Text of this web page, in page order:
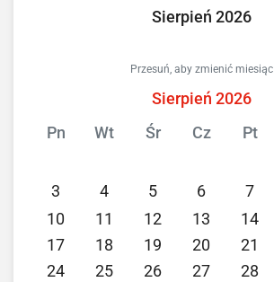
Sierpień 2026
Przesuń, aby zmienić miesiąc
Sierpień 2026
Pn
Wt Śr Cz Pt
3
4 5 6 7
10
11 12 13 14
17
18 19 20 21
24
25 26 27 28